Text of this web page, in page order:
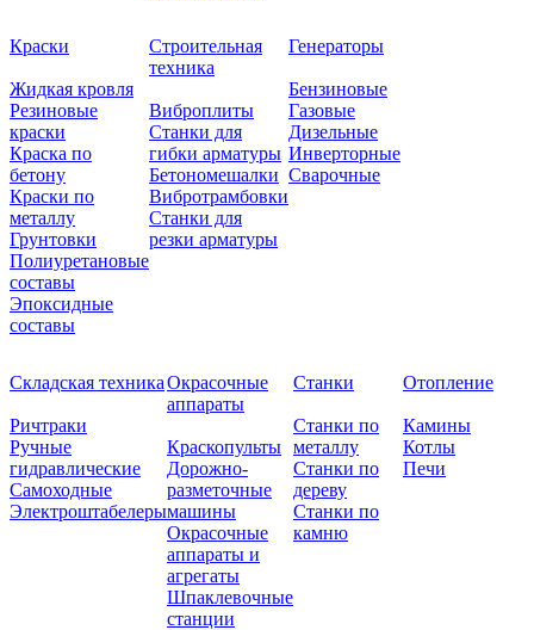
Краски
Жидкая кровля
Резиновые
краски
Краска по
бетону
Краски по
металлу
Грунтовки
Полиуретановые
составы
Эпоксидные
составы
Строительная
техника
Виброплиты
Станки для
гибки арматуры
Бетономешалки
Вибротрамбовки
Станки для
резки арматуры
Генераторы
Бензиновые
Газовые
Дизельные
Инверторные
Сварочные
Складская техника
Ричтраки
Ручные
гидравлические
Самоходные
Электроштабелеры
Окрасочные
аппараты
Краскопульты
Дорожно-
разметочные
машины
Окрасочные
аппараты и
агрегаты
Шпаклевочные
станции
Станки
Станки по
металлу
Станки по
дереву
Станки по
камню
Отопление
Камины
Котлы
Печи